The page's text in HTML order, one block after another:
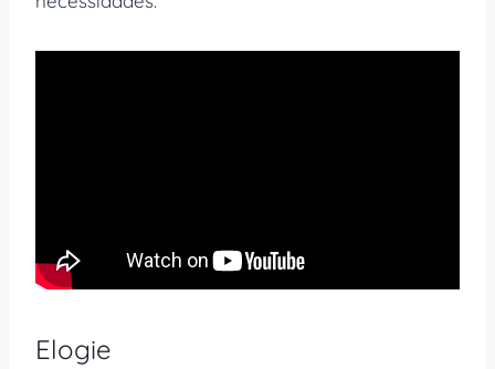
Elogie